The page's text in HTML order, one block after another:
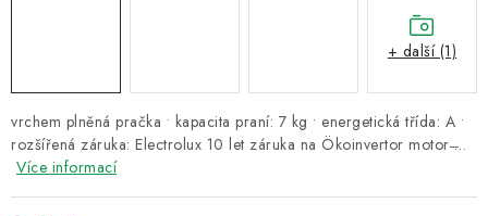
vrchem plněná pračka • kapacita praní: 7 kg • energetická třída: A •
rozšířená záruka: Electrolux 10 let záruka na Ökoinvertor motor ̶…
Více informací
+ další (1)